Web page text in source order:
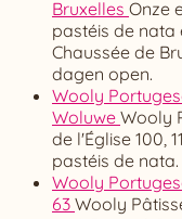
Bruxelles Onze
pastéis de nata
Chaussée de
dagen open.
Wooly
Woluwe Wooly
de l'Église 100,
pastéis de nata.
Wooly
63 Wooly